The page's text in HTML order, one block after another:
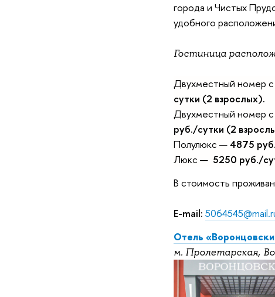
города и Чистых
удобного
Гостиница
Двухместный номер с
сутки (2 взрослых).
Двухместный номер
руб./сутки (2
Полулюкс —4875
Люкс — 5250 руб./
В стоимость
E-mail:
Отель
м. Пролетарская,